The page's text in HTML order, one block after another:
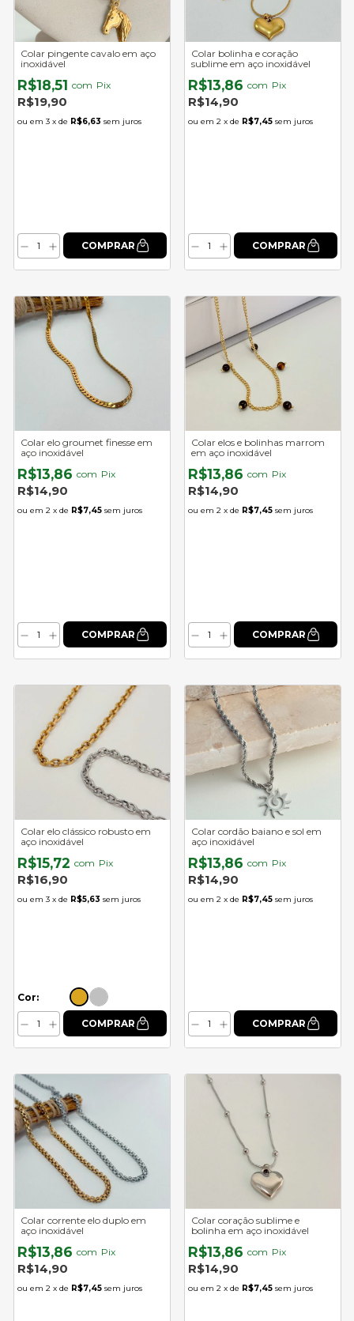
Colar pingente cavalo em aço
inoxidável
R$18,51 com Pix
R$19,90
3 x de R$6,63 sem juros
Colar bolinha e coração
sublime em aço inoxidável
R$13,86 com Pix
R$14,90
2 x de R$7,45 sem juros
Colar elo groumet finesse em
aço inoxidável
R$13,86 com Pix
R$14,90
2 x de R$7,45 sem juros
Colar elos e bolinhas marrom
em aço inoxidável
R$13,86 com Pix
R$14,90
2 x de R$7,45 sem juros
Colar elo clássico robusto em
aço inoxidável
R$15,72 com Pix
R$16,90
3 x de R$5,63 sem juros
Cor:
Colar cordão baiano e sol em
aço inoxidável
R$13,86 com Pix
R$14,90
2 x de R$7,45 sem juros
Colar corrente elo duplo em
aço inoxidável
R$13,86 com Pix
R$14,90
2 x de R$7,45 sem juros
Colar coração sublime e
bolinha em aço inoxidável
R$13,86 com Pix
R$14,90
2 x de R$7,45 sem juros